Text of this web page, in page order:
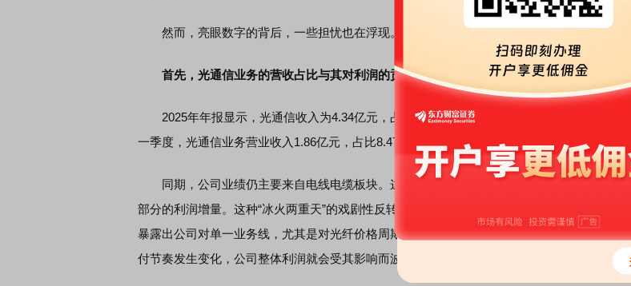
然而，亮眼数字的背后，一些担忧也在浮现。
首先，光通信业务的营收占比与其对利润的贡献存在巨大反差。
2025年年报显示，光通信收入为4.34亿元，占比4.59%。在异动公告中，杭电股份表示，
一季度，光通信业务营业收入1.86亿元，占比8.47%，虽然较4.59%有了提升，但占比依然较
同期，公司业绩仍主要来自电线电缆板块。这意味着，公司以不足一成的营收占比，撑起
部分的利润增量。这种“冰火两重天”的戏剧性反转，固然展现了行业景气度爆发带来的巨大弹
暴露出公司对单一业务线，尤其是对光纤价格周期的高度依赖。如果未来光纤价格见顶回落
付节奏发生变化，公司整体利润就会受其影响而波动。